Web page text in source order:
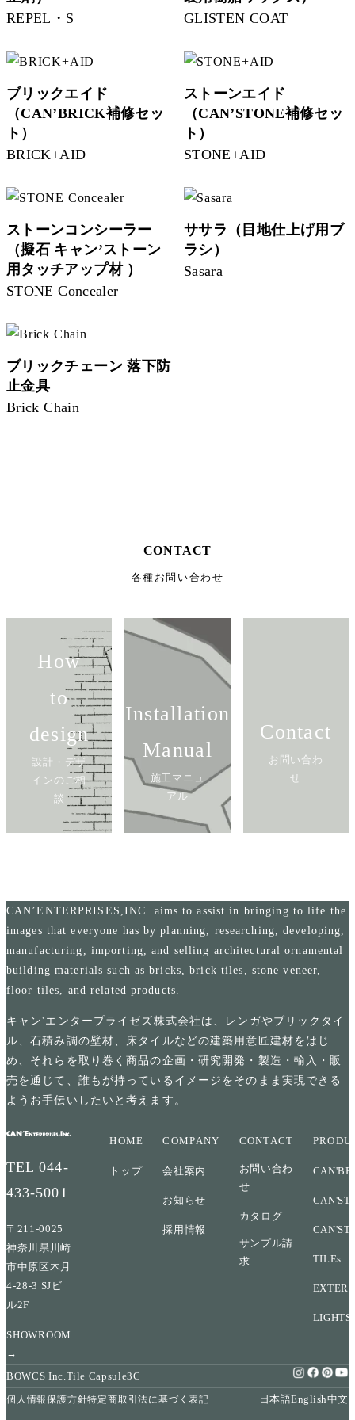
REPEL・S
GLISTEN COAT
ブリックエイド
（CAN’BRICK補修セッ
ト）
BRICK+AID
ストーンエイド
（CAN’STONE補修セッ
ト）
STONE+AID
ストーンコンシーラー
（擬石 キャン’ストーン
用タッチアップ材 ）
STONE Concealer
ササラ（目地仕上げ用ブ
ラシ）
Sasara
ブリックチェーン 落下防
止金具
Brick Chain
CONTACT
各種お問い合わせ
How
to
design
設計・デザ
インのご相
談
Installation
Manual
施工マニュ
アル
Contact
お問い合わ
せ
CAN’ENTERPRISES,INC. aims to assist in bringing to life the
images that everyone has by planning, researching, developing,
manufacturing, importing, and selling architectural ornamental
building materials such as bricks, brick tiles, stone veneer,
floor tiles, and related products.
キャン'エンタープライゼズ株式会社は、レンガやブリックタイ
ル、石積み調の壁材、床タイルなどの建築用意匠建材をはじ
め、それらを取り巻く商品の企画・研究開発・製造・輸入・販
売を通じて、誰もが持っているイメージをそのまま実現できる
ようお手伝いしたいと考えます。
TEL044-
433-5001
〒211-0025
神奈川県川崎
市中原区木月
4-28-3 SJビ
ル2F
SHOWROOM
→
HOME
トップ
COMPANY
会社案内
お知らせ
採用情報
CONTACT
お問い合わ
せ
カタログ
サンプル請
求
TILEs
LIGHTS
BOWCS Inc. Tile Capsule3C
個人情報保護方針特定商取引法に基づく表記 日本語English中文